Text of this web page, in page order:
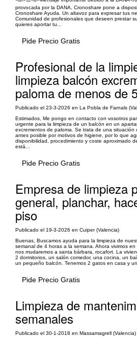
provocada por la DANA, Cronoshare pone a
Cronoshare Ayuda. Un altavoz para expresar tus
Comunidad de profesionales que deseen prestar
quieres aportar tu...
Pide Precio Gratis
Profesional de la
limpieza balcón
paloma de menos de
Publicado el 23-3-2026 en La Pobla de Farnals
Estimados, Me pongo en contacto con vosotros
urgente para la limpieza de un balcón en un
excrementos de paloma. Se trata de una situación
antes posible por motivos de higiene, por lo que
disponibilidad, procedimiento y coste aproximado
está...
Pide Precio Gratis
Empresa de limpieza
general, planchar,
piso
Publicado el 19-3-2026 en Cuiper (Valencia)
Buenas, Buscamos ayuda para la limpieza de
semanal de 4 horas a la semana. Ahora vivimos
nos mudaremos a santa bárbara, rocafort. La
2 dormitorios, un salón comedor, una cocina, un
un pequeño balcón. Tenemos 2 gatos en casa y un
Pide Precio Gratis
Limpieza de
semanales
Publicado el 30-1-2018 en Massamagrell (Valencia)